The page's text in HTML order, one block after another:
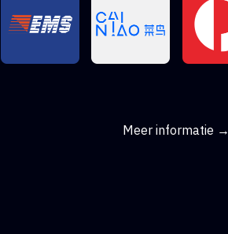
Meer informatie →